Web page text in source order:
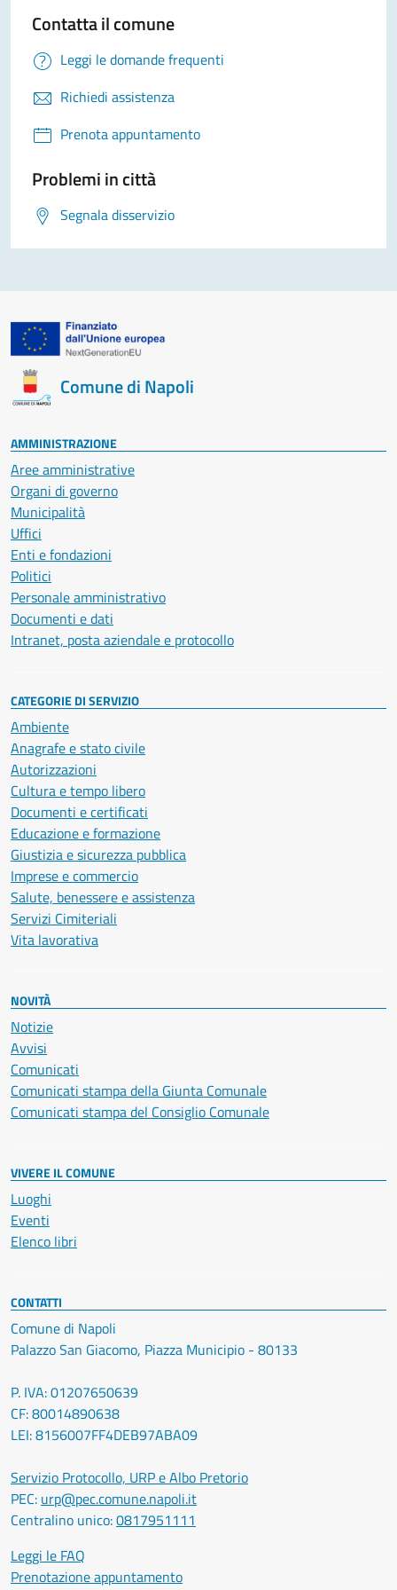
Contatta il comune
Leggi le domande frequenti
Richiedi assistenza
Prenota appuntamento
Problemi in città
Segnala disservizio
Comune di Napoli
AMMINISTRAZIONE
Aree amministrative
Organi di governo
Municipalità
Uffici
Enti e fondazioni
Politici
Personale amministrativo
Documenti e dati
Intranet, posta aziendale e protocollo
CATEGORIE DI SERVIZIO
Ambiente
Anagrafe e stato civile
Autorizzazioni
Cultura e tempo libero
Documenti e certificati
Educazione e formazione
Giustizia e sicurezza pubblica
Imprese e commercio
Salute, benessere e assistenza
Servizi Cimiteriali
Vita lavorativa
NOVITÀ
Notizie
Avvisi
Comunicati
Comunicati stampa della Giunta Comunale
Comunicati stampa del Consiglio Comunale
VIVERE IL COMUNE
Luoghi
Eventi
Elenco libri
CONTATTI
Comune di Napoli
Palazzo San Giacomo, Piazza Municipio - 80133
P. IVA: 01207650639
CF: 80014890638
LEI: 8156007FF4DEB97ABA09
Servizio Protocollo, URP e Albo Pretorio
PEC: urp@pec.comune.napoli.it
Centralino unico:0817951111
Leggi le FAQ
Prenotazione appuntamento